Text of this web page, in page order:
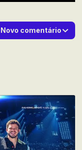
Novo comentário